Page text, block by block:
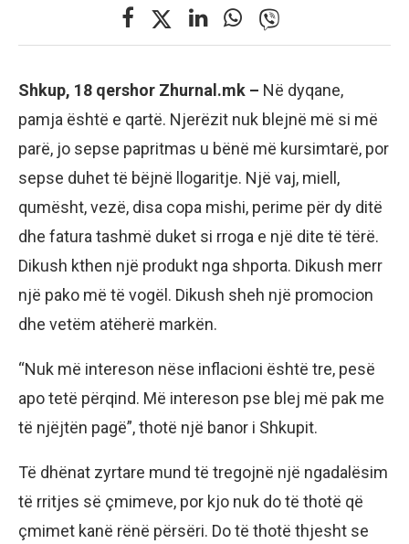
Shkup, 18 qershor Zhurnal.mk – Në dyqane,
pamja është e qartë. Njerëzit nuk blejnë më si më
parë, jo sepse papritmas u bënë më kursimtarë, por
sepse duhet të bëjnë llogaritje. Një vaj, miell,
qumësht, vezë, disa copa mishi, perime për dy ditë
dhe fatura tashmë duket si rroga e një dite të tërë.
Dikush kthen një produkt nga shporta. Dikush merr
një pako më të vogël. Dikush sheh një promocion
dhe vetëm atëherë markën.
“Nuk më intereson nëse inflacioni është tre, pesë
apo tetë përqind. Më intereson pse blej më pak me
të njëjtën pagë”, thotë një banor i Shkupit.
Të dhënat zyrtare mund të tregojnë një ngadalësim
të rritjes së çmimeve, por kjo nuk do të thotë që
çmimet kanë rënë përsëri. Do të thotë thjesht se